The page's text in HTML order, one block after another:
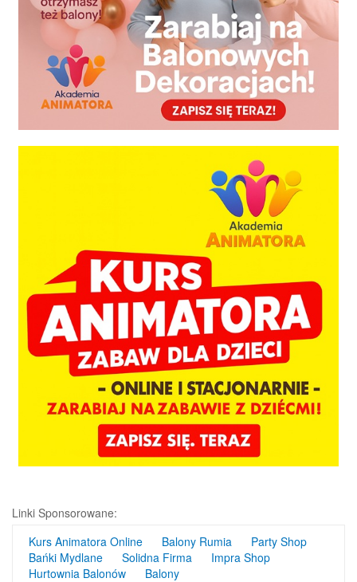
Linki Sponsorowane:
Kurs Animatora Online
Balony Rumia
Party Shop
Bańki Mydlane
Solidna Firma
Impra Shop
Hurtownia Balonów
Balony